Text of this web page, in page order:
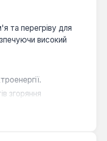
та перегріву для
високий
згоряння